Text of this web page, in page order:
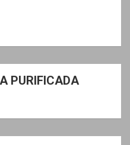
PURIFICADA